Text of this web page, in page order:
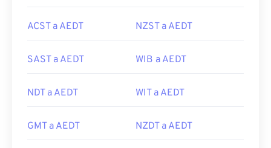
ACST a AEDT NZST a AEDT
SAST a AEDT WIB a AEDT
NDT a AEDT WIT a AEDT
GMT a AEDT NZDT a AEDT